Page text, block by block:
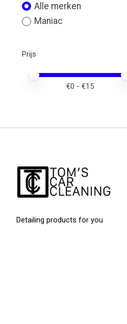
Alle merken
Maniac
Prijs
Minimale prijswaarde
Price maximum value
€0 - €15
Detailing products for you